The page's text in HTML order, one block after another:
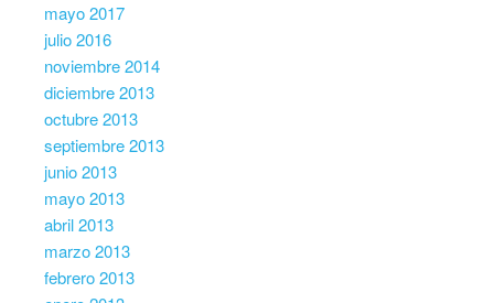
mayo 2017
julio 2016
noviembre 2014
diciembre 2013
octubre 2013
septiembre 2013
junio 2013
mayo 2013
abril 2013
marzo 2013
febrero 2013